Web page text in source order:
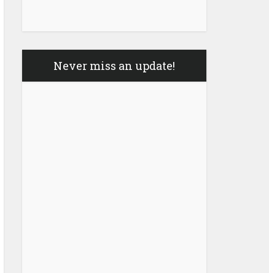
Never miss an update!